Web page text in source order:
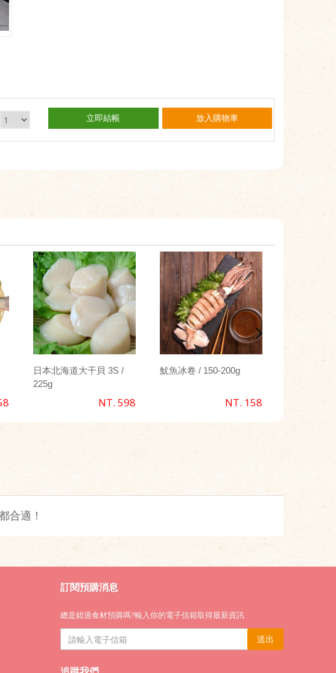
立即結帳 放入購物車
日本北海道大干貝 3S /
225g
NT. 598
魷魚冰卷 / 150-200g
NT. 158
合適！
訂閱預購消息
總是錯過食材預購嗎?輸入你的電子信箱取得最新資訊
送出